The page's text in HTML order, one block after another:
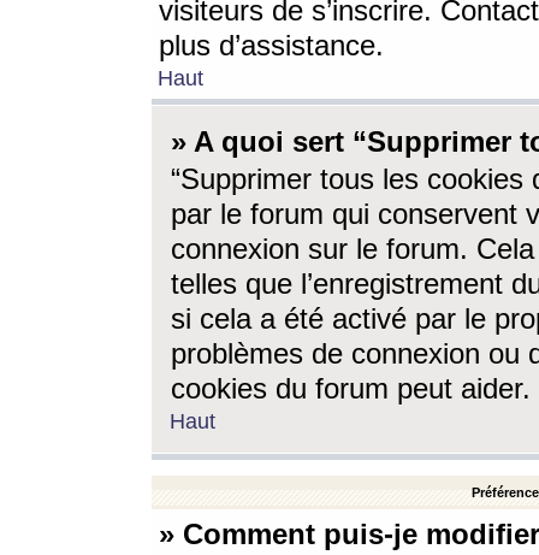
visiteurs de s’inscrire.
plus d’assistance.
Haut
» A quoi sert “Supprimer
“Supprimer tous les cookies
par le forum qui conservent
connexion sur le forum.
telles que l’enregistrement
si cela a été activé par le
problèmes de connexion ou
cookies du forum peut aider.
Haut
» Comment puis-je